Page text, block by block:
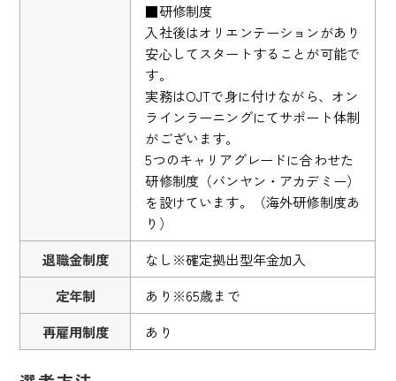
■研修制度
入社後はオリエンテーションがあり
安心してスタートすることが可能で
す。
実務はOJTで身に付けながら、オン
ラインラーニングにてサポート体制
がございます。
5つのキャリアグレードに合わせた
研修制度（バンヤン・アカデミー）
を設けています。（海外研修制度あ
り）
退職金制度
なし※確定拠出型年金加入
定年制
あり※65歳まで
再雇用制度
あり